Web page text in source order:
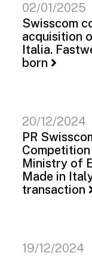
02/01/2025
Swisscom
acquisition
Italia.
born
20/12/2024
PR
Ministry of
Made in
transaction
19/12/2024